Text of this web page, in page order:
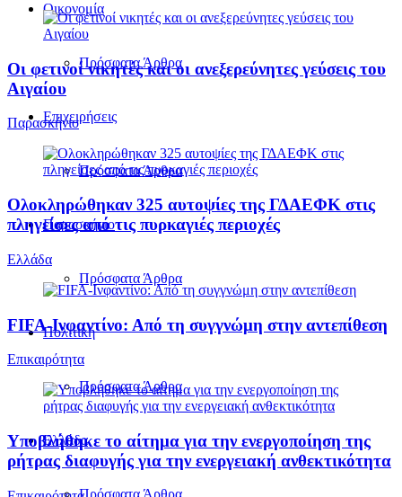
Οικονομία
Πρόσφατα Άρθρα
Επιχειρήσεις
Πρόσφατα Άρθρα
Παρασκήνιο
Πρόσφατα Άρθρα
Πολιτική
Πρόσφατα Άρθρα
Ελλάδα
Πρόσφατα Άρθρα
Οι φετινοί νικητές και οι ανεξερεύνητες γεύσεις του
Αιγαίου
Παρασκήνιο
Ολοκληρώθηκαν 325 αυτοψίες της ΓΔΑΕΦΚ στις
πληγείσες από τις πυρκαγιές περιοχές
Ελλάδα
FIFA-Ινφαντίνο: Από τη συγγνώμη στην αντεπίθεση
Επικαιρότητα
Υποβλήθηκε το αίτημα για την ενεργοποίηση της
ρήτρας διαφυγής για την ενεργειακή ανθεκτικότητα